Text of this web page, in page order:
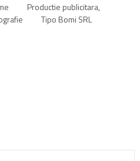
Productie publicitara,
Tipo Bomi SRL